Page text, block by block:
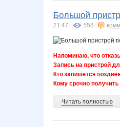
Большой
21:47 556
Напоминаю, что
Запись на пристрой
Кто запишется
Кому срочно получить
Читать полностью